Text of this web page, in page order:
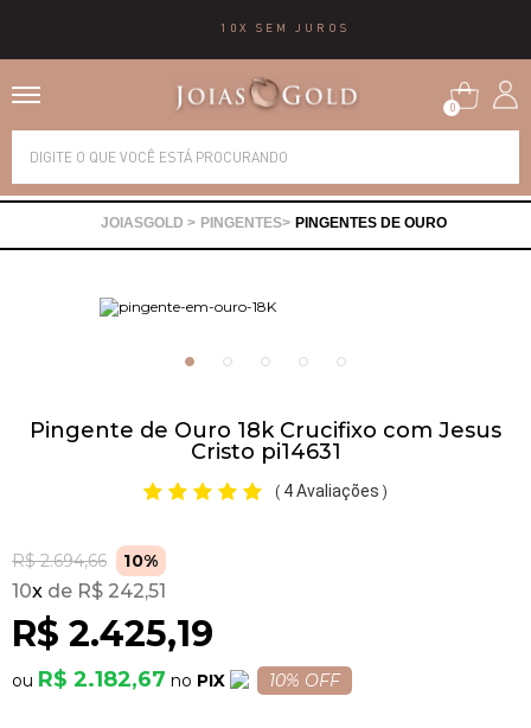
10X SEM JUROS
0
PINGENTES PINGENTES DE OURO
Pingente de Ouro 18k Crucifixo com Jesus
Cristo pi14631
( 4 Avaliações )
R$ 2.694,66 10%
R$ 2.425,19
10x R$ 242,51
R$ 2.182,67 PIX 10% OFF
Alianças
Brincos
Pulseiras
Piercing